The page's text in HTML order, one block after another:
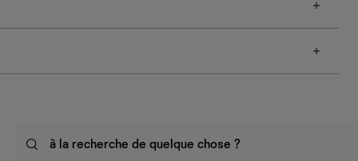
à la recherche de quelque chose ?